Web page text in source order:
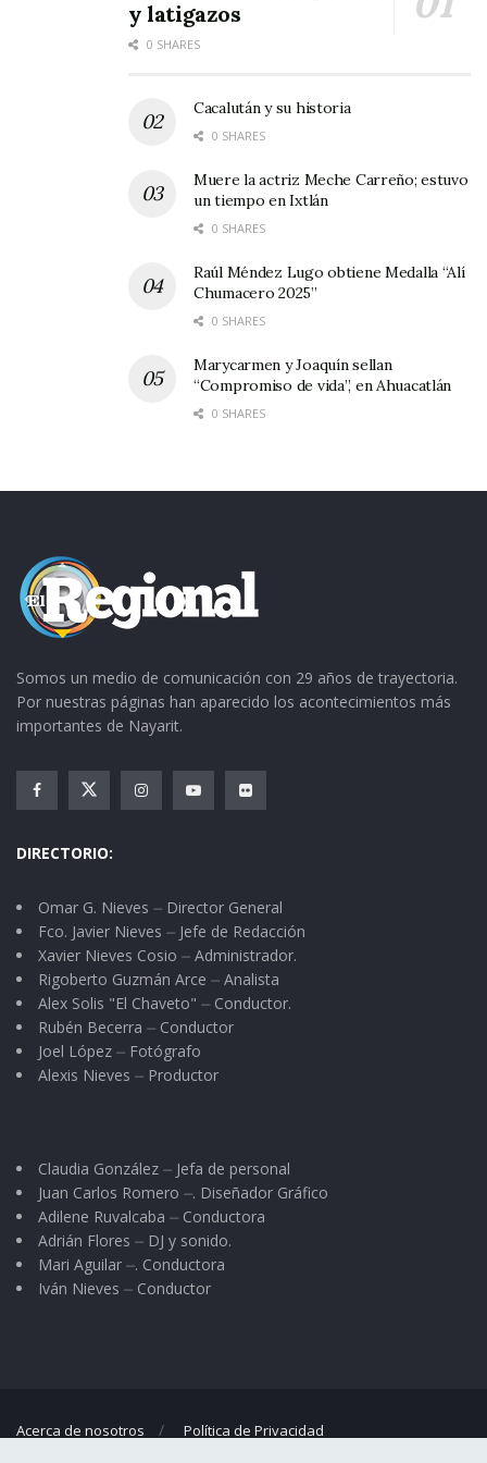
y latigazos
0 SHARES
Cacalután y su historia
0 SHARES
Muere la actriz Meche Carreño; estuvo
un tiempo en Ixtlán
0 SHARES
Raúl Méndez Lugo obtiene Medalla “Alí
Chumacero 2025”
0 SHARES
Marycarmen y Joaquín sellan
“Compromiso de vida”, en Ahuacatlán
0 SHARES
Somos un medio de comunicación con 29 años de trayectoria.
Por nuestras páginas han aparecido los acontecimientos más
importantes de Nayarit.
DIRECTORIO:
Omar G. Nieves ⏤ Director General
Fco. Javier Nieves ⏤ Jefe de Redacción
Xavier Nieves Cosio ⏤ Administrador.
Rigoberto Guzmán Arce ⏤ Analista
Alex Solis "El Chaveto" ⏤ Conductor.
Rubén Becerra ⏤ Conductor
Joel López ⏤ Fotógrafo
Alexis Nieves ⏤ Productor
Claudia González ⏤ Jefa de personal
Juan Carlos Romero ⏤. Diseñador Gráfico
Adilene Ruvalcaba ⏤ Conductora
Adrián Flores ⏤ DJ y sonido.
Mari Aguilar ⏤. Conductora
Iván Nieves ⏤ Conductor
Acerca de nosotros Política de Privacidad